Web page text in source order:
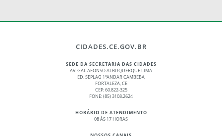
CIDADES.CE.GOV.BR
SEDE DA SECRETARIA DAS CIDADES
AV. GAL AFONSO ALBUQUERQUE LIMA
ED. SEPLAG 1ºANDAR CAMBEBA
FORTALEZA, CE
CEP: 60.822-325
FONE: (85) 3108.2624
HORÁRIO DE ATENDIMENTO
08 ÀS 17 HORAS